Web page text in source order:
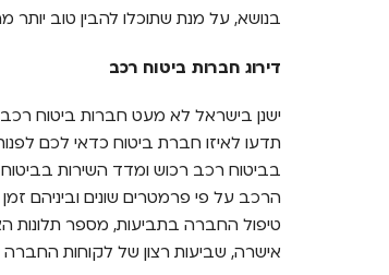
בנושא, על מנת שתוכלו להבין טוב יותר
דירוג חברות ביטוח רכב
ישנן בישראל לא מעט חברות ביטוח
תדעו לאיזו חברת ביטוח כדאי לכם
בביטוח רכב רכוש ומדד השירות
הרכב על פי פרמטרים שונים וביניהם
טיפול החברה בתביעות, מספר תלונות
אישרה, שביעות רצון של לקוחות החברה